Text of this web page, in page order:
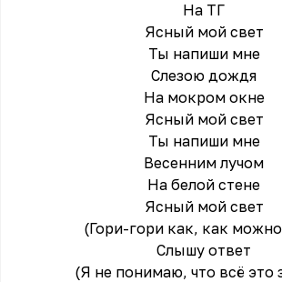
На ТГ
Ясный мой свет
Ты напиши мне
Слезою дождя
На мокром окне
Ясный мой свет
Ты напиши мне
Весенним лучом
На белой стене
Ясный мой свет
(Гори-гори как, как
Слышу ответ
(Я не понимаю, что всё это